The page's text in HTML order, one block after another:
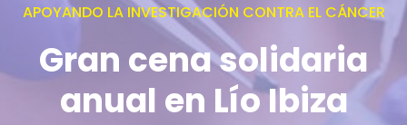
APOYANDO LA INVESTIGACIÓN CONTRA EL CÁNCER
Gran cena solidaria
anual en Lío Ibiza